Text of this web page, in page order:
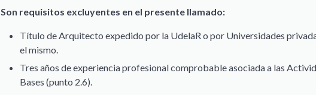
Son requisitos excluyentes en el presente llamado:
Título de Arquitecto expedido por la UdelaR o por Universidades
el mismo.
Tres años de experiencia profesional comprobable asociada a las
Bases (punto 2.6).